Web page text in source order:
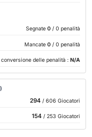
Segnate 0 / 0 penalità
Mancate 0 / 0 penalità
delle penalità : N/A
294/ 606 Giocatori
154/ 253 Giocatori